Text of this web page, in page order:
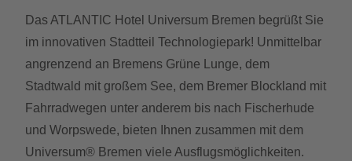
Das ATLANTIC Hotel Universum Bremen begrüßt Sie
im innovativen Stadtteil Technologiepark! Unmittelbar
angrenzend an Bremens Grüne Lunge, dem
Stadtwald mit großem See, dem Bremer Blockland mit
Fahrradwegen unter anderem bis nach Fischerhude
und Worpswede, bieten Ihnen zusammen mit dem
Universum® Bremen viele Ausflugsmöglichkeiten.